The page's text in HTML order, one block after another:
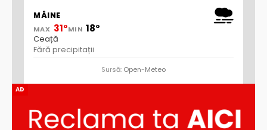
AD
MÂINE
MAX 31°MIN 18°
Ceață
Fără precipitații
Sursă: Open-Meteo